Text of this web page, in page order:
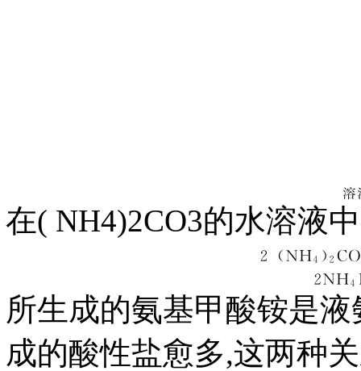
在( NH4)2CO3的水溶液
所生成的氨基甲酸铵是
成的酸性盐愈多,这两种